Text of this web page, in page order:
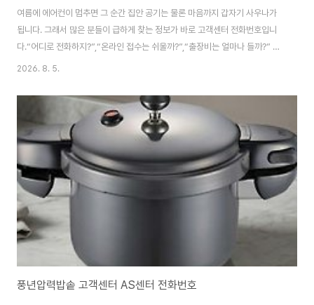
여름에 에어컨이 멈추면 그 순간 집안 공기는 물론 마음까지 갑자기 사우나가
됩니다. 그래서 많은 분들이 급하게 찾는 정보가 바로 고객센터 전화번호입니
다.“어디로 전화하지?”,“온라인 접수는 쉬울까?”,“출장비는 얼마나 들까?” 같
은 질문이 한꺼번에 떠오르죠.캐리어 에어컨 AS센터 고객센터 전화번호는 여
방법에 대해 자세히 안내해드릴게요~~ 1. 자주 발생하는고장증상 및 대처법서
비스센터 출장기사님 부르기 전, 꼭 확인해야 할 것들입니다.집에서 손쉽게 고
칠 수 있는 부분은 우리가 해결해 보자구요!!! 전원이 안 켜지는 경우콘센트, 플
러그, 차단기, 리모컨 배터리를 먼저 확인합니다.전원 문제는 생각보다 단순한
경우가 많습니다..
2026. 8. 5.
풍년압력밥솥 고객센터 AS센터 전화번호